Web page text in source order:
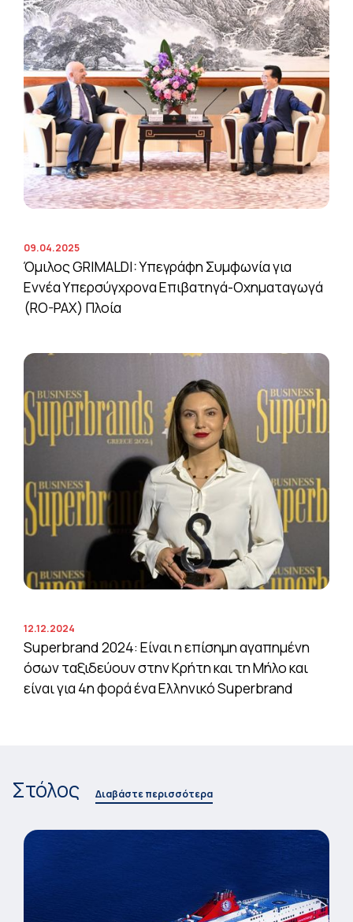
09.04.2025
Όμιλος GRIMALDI: Υπεγράφη Συμφωνία για
Εννέα Υπερσύγχρονα Επιβατηγά-Οχηματαγωγά
(RO-PAX) Πλοία
12.12.2024
Superbrand 2024: Είναι η επίσημη αγαπημένη
όσων ταξιδεύουν στην Κρήτη και τη Μήλο και
είναι για 4η φορά ένα Ελληνικό Superbrand
Στόλος Διαβάστε περισσότερα